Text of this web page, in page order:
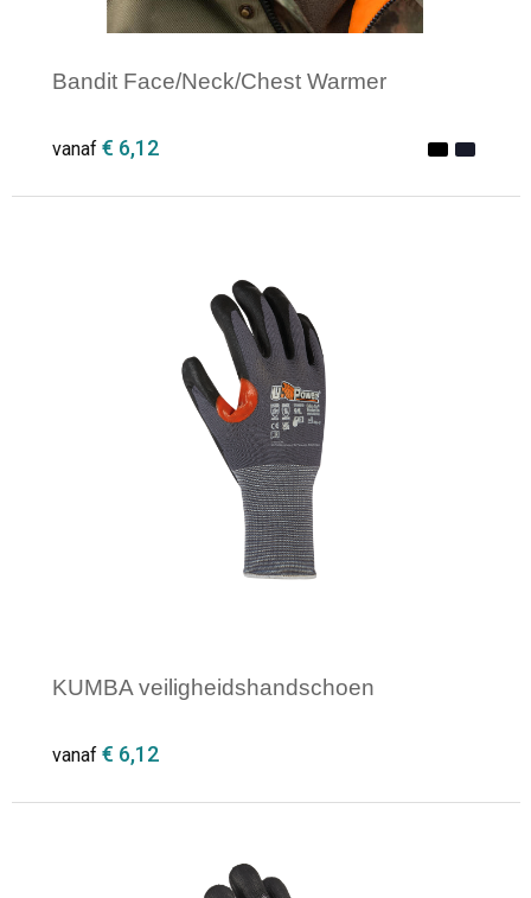
Bandit Face/Neck/Chest Warmer
vanaf € 6,12
Minimale afname: 1
KUMBA veiligheidshandschoen
vanaf € 6,12
Minimale afname: 1